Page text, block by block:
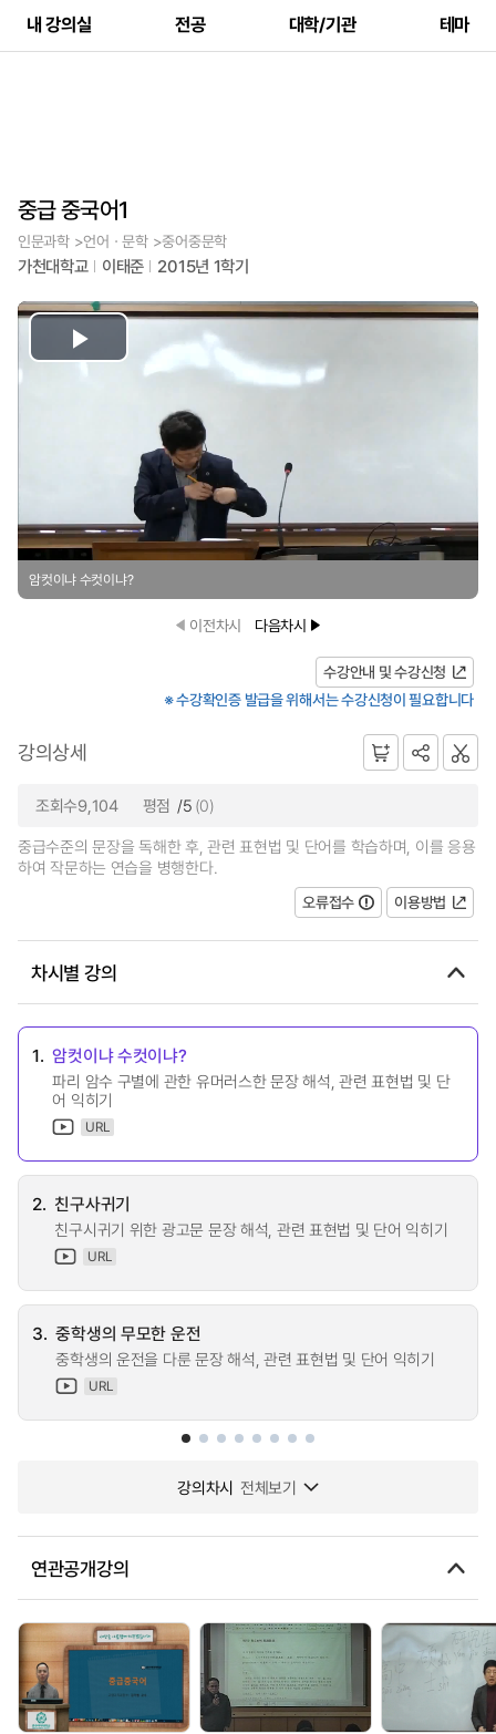
내 강의실 전공 대학/기관 테마
중급 중국어1
인문과학 >언어ㆍ문학 >중어중문학
가천대학교 이태준 2015년 1학기
Play
Video
암컷이냐 수컷이냐?
이전차시 다음차시
수강안내 및 수강신청
※ 수강확인증 발급을 위해서는 수강신청이 필요합니다
강의상세
조회수9,104 평점 /5 (0)
중급수준의 문장을 독해한 후, 관련 표현법 및 단어를 학습하며, 이를 응용
하여 작문하는 연습을 병행한다.
오류접수
이용방법
차시별 강의
1. 암컷이냐 수컷이냐?
파리 암수 구별에 관한 유머러스한 문장 해석, 관련 표현법 및 단
어 익히기
URL
2. 친구사귀기
친구시귀기 위한 광고문 문장 해석, 관련 표현법 및 단어 익히기
URL
3. 중학생의 무모한 운전
중학생의 운전을 다룬 문장 해석, 관련 표현법 및 단어 익히기
URL
강의차시 전체보기
연관공개강의